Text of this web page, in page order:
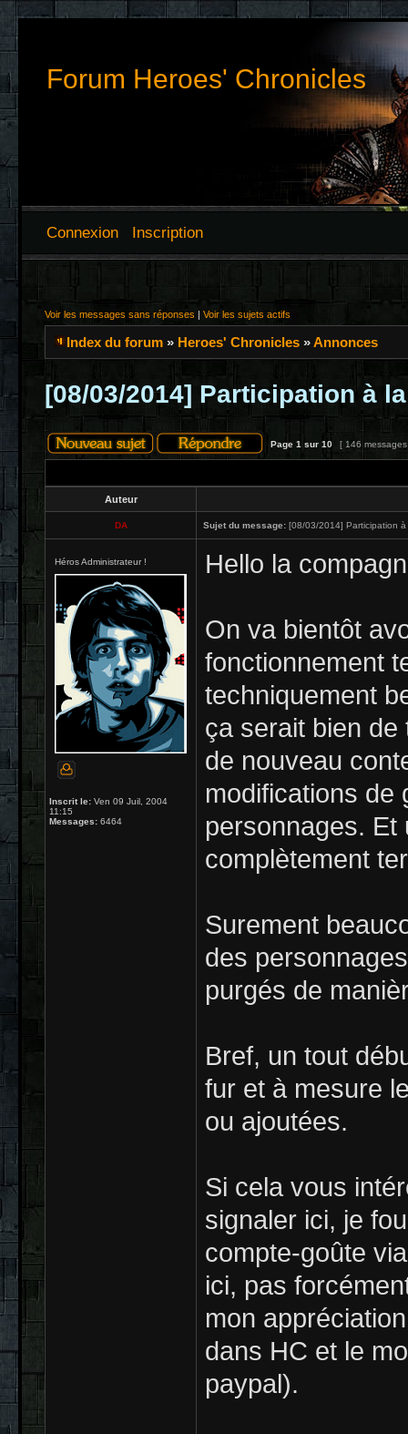
Forum Heroes' Chronicles
Connexion Inscription
Voir les messages sans réponses | Voir les sujets actifs
Index du forum » Heroes' Chronicles »Annonces
[08/03/2014] Participation à
Page 1 sur 10 [ 146
Auteur
DA Sujet du message: [08/03/2014] Participation
Héros Administrateur !
Inscrit le: Ven 09 Juil, 2004
11:15
Messages: 6464
Hello la
On va bientôt
fonctionnement
techniquement
ça serait bien
de nouveau
modifications de
personnages. Et
complètement
Surement
des
purgés de
Bref, un tout
fur et à mesure
ou ajoutées.
Si cela vous
signaler ici, je
compte-goûte
ici, pas
mon
dans HC et le
paypal).